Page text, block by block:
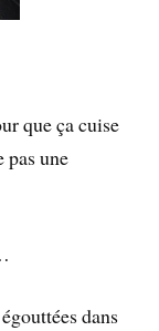
que ça cuise
pas une
dans